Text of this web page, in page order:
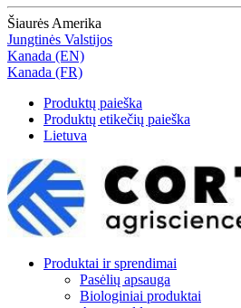
Šiaurės Amerika
Jungtinės Valstijos
Kanada (EN)
Kanada (FR)
Produktų paieška
Produktų etikečių paieška
Lietuva
Produktai ir sprendimai
Pasėlių apsauga
Biologiniai produktai